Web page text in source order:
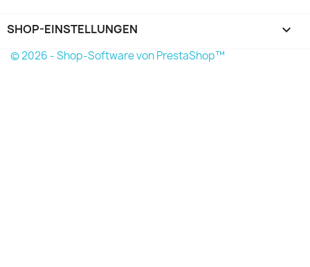
SHOP-EINSTELLUNGEN keyboard_arrow_down
© 2026 - Shop-Software von PrestaShop™